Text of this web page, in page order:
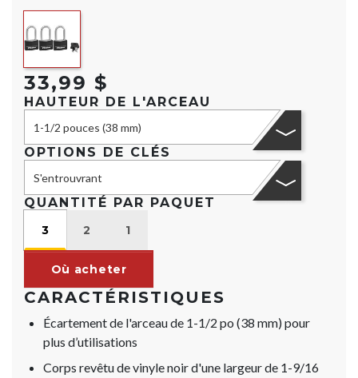
33,99 $
HAUTEUR DE L'ARCEAU
1-1/2 pouces (38 mm)
OPTIONS DE CLÉS
S'entrouvrant
QUANTITÉ PAR PAQUET
3 2 1
Où acheter
CARACTÉRISTIQUES
Écartement de l'arceau de 1-1/2 po (38 mm) pour
plus d’utilisations
Corps revêtu de vinyle noir d'une largeur de 1-9/16